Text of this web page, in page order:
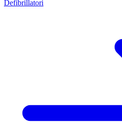
Defibrillatori